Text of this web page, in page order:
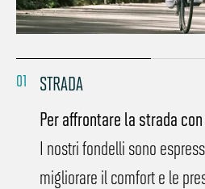
01
STRADA
Per affrontare la strada
I nostri fondelli sono
migliorare il comfort e le